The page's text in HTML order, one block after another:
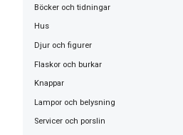
Böcker och tidningar
Hus
Djur och figurer
Flaskor och burkar
Knappar
Lampor och belysning
Servicer och porslin